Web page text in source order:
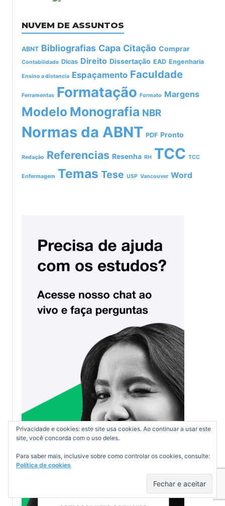
NUVEM DE ASSUNTOS
ABNT Bibliografias Capa Citação Comprar
Contabilidade Dicas Direito Dissertação EAD Engenharia
Ensino a distancia Espaçamento Faculdade
Ferramentas Formatação Formato Margens
Modelo Monografia NBR
Normas da ABNT PDF Pronto
Redação Referencias Resenha RH TCC TCC
Enfermagem Temas Tese USP Vancouver Word
Privacidade e cookies: este site usa cookies. Ao continuar a usar este
site, você concorda com o uso deles.
Para saber mais, inclusive sobre como controlar os cookies, consulte:
Política de cookies